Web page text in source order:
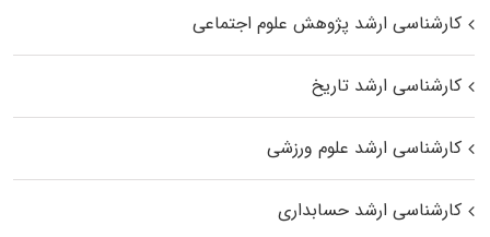
کارشناسی ارشد پژوهش علوم اجتماعی
کارشناسی ارشد تاریخ
کارشناسی ارشد علوم ورزشی
کارشناسی ارشد حسابداری